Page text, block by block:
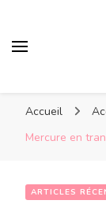
Accueil
Mercure en
ARTICLES